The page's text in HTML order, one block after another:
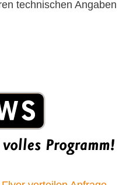
technischen Angaben